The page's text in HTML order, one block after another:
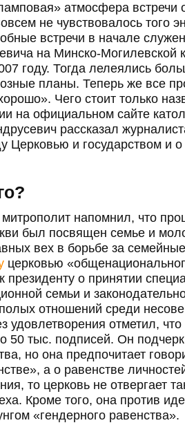
атмосфера встречи
не чувствовалось того
встречи в начале
на Минско-Могилевской
году. Тогда лелеялись
планы. Теперь же все
Чего стоит только
на официальном сайте
рассказал
Церковью и государством и
митрополит напомнил, что
был посвящен семье и
вех в борьбе за
церковью
президенту о принятии
семьи и
отношений среди
удовлетворения отметил,
50 тыс. подписей. Он
но она предпочитает
а о равенстве
то церковь не отвергает
Кроме того, она против
«гендерного равенства».